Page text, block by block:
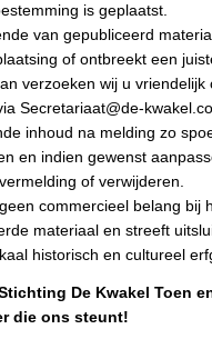
is geplaatst.
van gepubliceerd
of ontbreekt een
verzoeken wij u vriendelijk
Secretariaat@de-
inhoud na melding zo
en indien gewenst
of verwijderen.
commercieel belang bij
materiaal en streeft
historisch en cultureel
De Kwakel Toen
die ons steunt!